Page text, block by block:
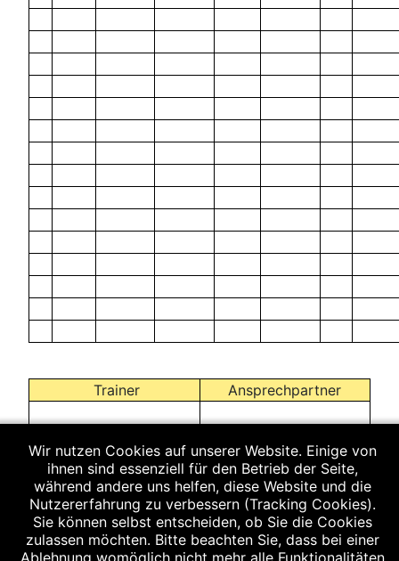
Trainer Ansprechpartner
Rudolf Achatz
Vogl Thomas
Eggerstrasse 18a
94526 Metten
Telefon privat:
0991/91803
Handy: 0171/5370354
Wir nutzen Cookies auf unserer Website. Einige von
ihnen sind essenziell für den Betrieb der Seite,
während andere uns helfen, diese Website und die
Nutzererfahrung zu verbessern (Tracking Cookies).
Sie können selbst entscheiden, ob Sie die Cookies
zulassen möchten. Bitte beachten Sie, dass bei einer
Ablehnung womöglich nicht mehr alle Funktionalitäten